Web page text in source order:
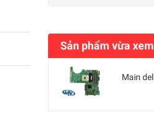
Sản phẩm vừa xem